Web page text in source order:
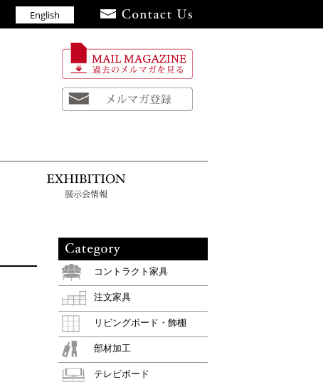
English
コントラクト家具
注文家具
リビングボード・飾棚
部材加工
テレビボード